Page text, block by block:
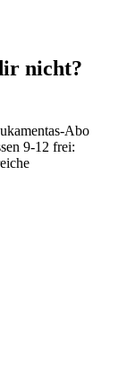
nicht?
Abo
9-12 frei: